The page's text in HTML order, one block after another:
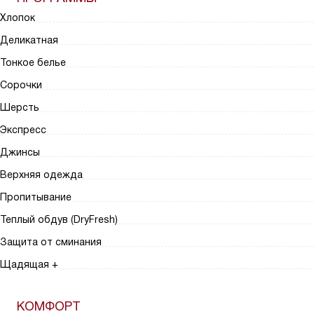
Хлопок
Деликатная
Тонкое белье
Сорочки
Шерсть
Экспресс
Джинсы
Верхняя одежда
Пропитывание
Теплый обдув (DryFresh)
Защита от сминания
Щадящая +
КОМФОРТ